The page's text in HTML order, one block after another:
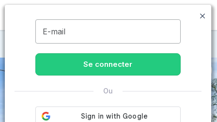
MENU
Maisons de retraite à Paris 20ème
E-mail
Se connecter
Ou